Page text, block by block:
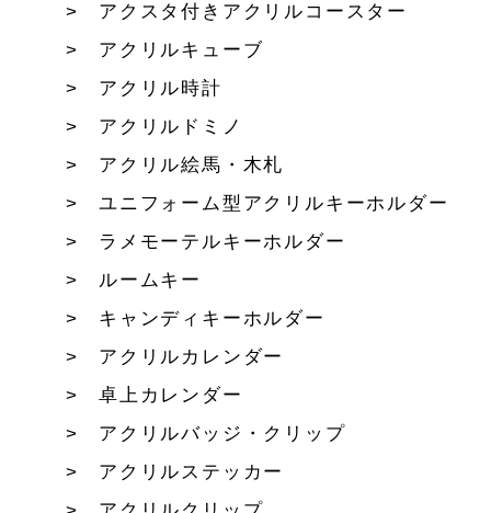
アクスタ付きアクリルコースター
アクリルキューブ
アクリル時計
アクリルドミノ
アクリル絵馬・木札
ユニフォーム型アクリルキーホルダー
ラメモーテルキーホルダー
ルームキー
キャンディキーホルダー
アクリルカレンダー
卓上カレンダー
アクリルバッジ・クリップ
アクリルステッカー